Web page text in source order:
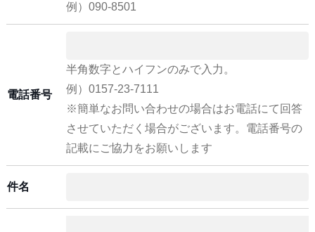
例）090-8501
電話番号
半角数字とハイフンのみで入力。
例）0157-23-7111
※簡単なお問い合わせの場合はお電話にて回答
させていただく場合がございます。電話番号の
記載にご協力をお願いします
件名